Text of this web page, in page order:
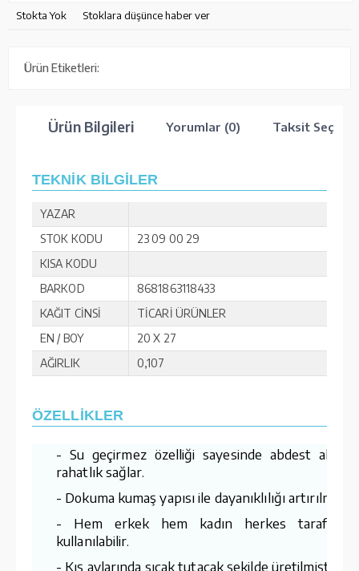
Stokta Yok Stoklara düşünce haber ver
Ürün Etiketleri:
Ürün Bilgileri Yorumlar (0) Taksit
TEKNİK BİLGİLER
YAZAR
STOK KODU
23 09 00 29
KISA KODU
BARKOD
8681863118433
KAĞIT CİNSİ
TİCARİ ÜRÜNLER
EN / BOY
20 X 27
AĞIRLIK
0,107
ÖZELLİKLER
- Su geçirmez özelliği sayesinde abdest
rahatlık sağlar.
- Dokuma kumaş yapısı ile dayanıklılığı
- Hem erkek hem kadın herkes
kullanılabilir.
- Kış aylarında sıcak tutacak şekilde üretilmiştir.